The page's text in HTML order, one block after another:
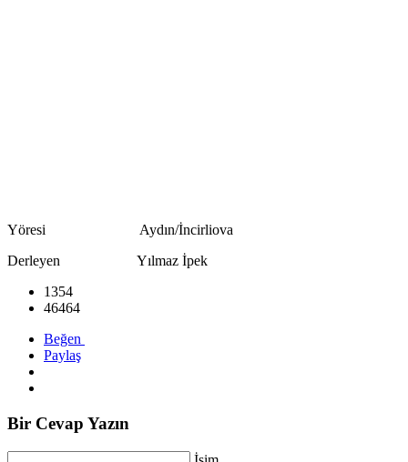
Yöresi Aydın/İncirliova
Derleyen Yılmaz İpek
1354
46464
Beğen
Paylaş
Bir Cevap Yazın